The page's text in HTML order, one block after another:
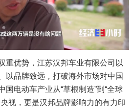
重优势，江苏汉邦车业有限公司以
以品牌致远，打破海外市场对中国
国电动车产业从“草根制造”到“全球
视，更是汉邦品牌影响力的有力印